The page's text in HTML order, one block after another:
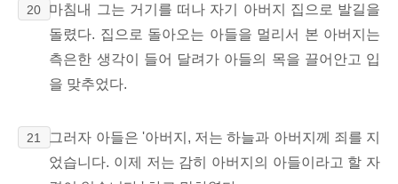
20
마침내 그는 거기를 떠나 자기 아버지 집으로 발길을
돌렸다. 집으로 돌아오는 아들을 멀리서 본 아버지는
측은한 생각이 들어 달려가 아들의 목을 끌어안고 입
을 맞추었다.
21
그러자 아들은 '아버지, 저는 하늘과 아버지께 죄를 지
었습니다. 이제 저는 감히 아버지의 아들이라고 할 자